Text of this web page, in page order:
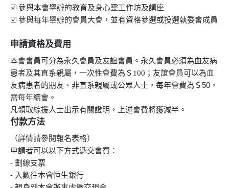
☑️ 參與本會舉辦的教育及身心靈工作坊及講座
☑️ 參與每年舉辦的會員大會，並有資格參選或投選執委會成員
申請資格及費用
本會會員可分為永久會員及友誼會員。永久會員必須為血友病
患者及其直系親屬，一次性會費為＄100 ；友誼會員可以為血
友病患者的朋友、非直系親屬或公眾人士，每年會費為＄50，
需每年續會。
凡領取綜援人士出示有關證明，上述會費將獲減半。
付款方法
（詳情請參閱報名表格）
申請者可以以下方式遞交會費：
- 劃線支票
- 入數往本會恒生銀行